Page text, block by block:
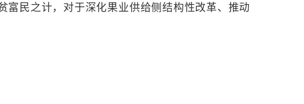
民之计，对于深化果业供给侧结构性改革、推动